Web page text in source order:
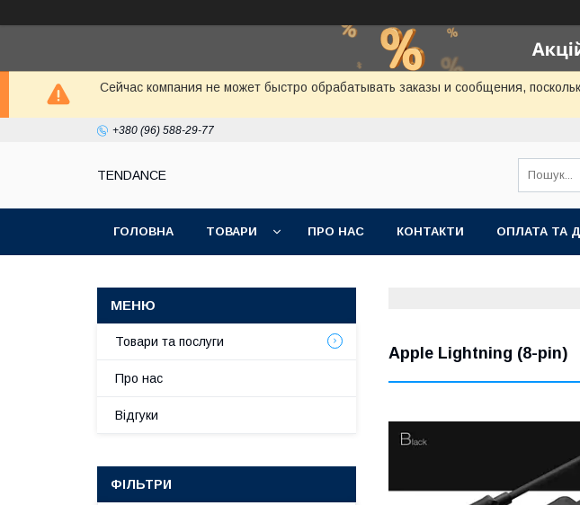
Сейчас компания не может быстро обрабатывать заказы и сообщения,
+380 (96) 588-29-77
TENDANCE
ГОЛОВНА ТОВАРИ ПРО НАС КОНТАКТИ ОПЛАТА ТА
Apple Lightning (8-pin)
Товари та послуги
Про нас
Відгуки
ФІЛЬТРИ